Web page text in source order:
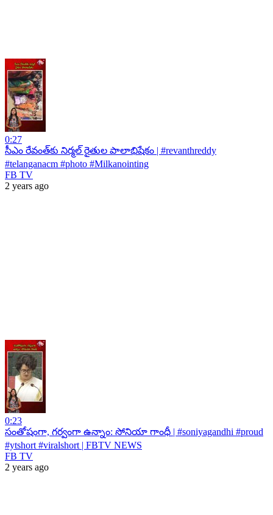
0:27
సీఎం రేవంత్‌కు నిర్మల్ రైతుల పాలాభిషేకం | #revanthreddy
#telanganacm #photo #Milkanointing
FB TV
2 years ago
0:23
సంతోషంగా, గర్వంగా ఉన్నాం: సోనియా గాంధీ | #soniyagandhi #proud
#ytshort #viralshort | FBTV NEWS
FB TV
2 years ago